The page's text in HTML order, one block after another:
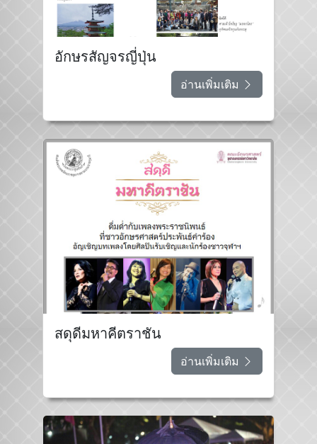
อักษรสัญจรญี่ปุ่น
อ่านเพิ่มเติม
สดุดีมหาคีตราชัน
อ่านเพิ่มเติม